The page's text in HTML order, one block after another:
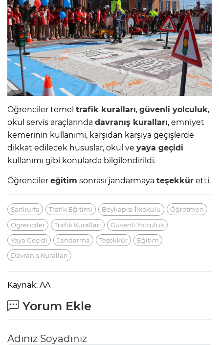
Öğrenciler temel trafik kuralları, güvenli yolculuk,
okul servis araçlarında davranış kuralları, emniyet
kemerinin kullanımı, karşıdan karşıya geçişlerde
dikkat edilecek hususlar, okul ve yaya geçidi
kullanımı gibi konularda bilgilendirildi.
Öğrenciler eğitim sonrası jandarmaya teşekkür etti.
Şanlıurfa Trafik Eğitimi Beykapısı İlkokulu
Öğretmen
Ögrenciler
Trafik Kuralları
Güvenli Yolculuk
Yaya Geçidi
Jandarma Teşekkür
Eğitim
Davranış Kuralları
Kaynak: AA
Yorum Ekle
Adınız Soyadınız